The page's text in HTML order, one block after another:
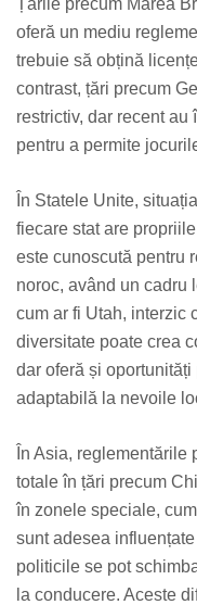
Țările precum Marea
oferă un mediu
trebuie să obțină
contrast, țări precum
restrictiv, dar recent
pentru a permite
În Statele Unite,
fiecare stat are
este cunoscută pentru
noroc, având un cadru
cum ar fi Utah, interzic
diversitate poate crea
dar oferă și
adaptabilă la nevoile
În Asia, reglementările
totale în țări precum
în zonele speciale,
sunt adesea
politicile se pot
la conducere. Aceste